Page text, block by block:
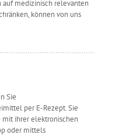
auf medizinisch relevanten
können von uns
Sie
per E-Rezept. Sie
mit ihrer elektronischen
oder mittels